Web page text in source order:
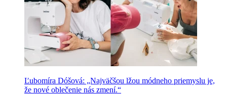
Ľubomíra Dóšová: „Najväčšou lžou módneho priemyslu je,
že nové oblečenie nás zmení.“